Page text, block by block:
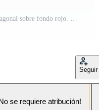
animación naranja velocidad línea diagonal sobre fondo rojo. Vídeo Pro
Seguir
se requiere atribución!